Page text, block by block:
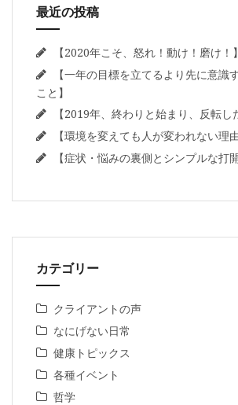
最近の投稿
【2020年こそ、怒れ！動け！磨け！】
【一年の目標を立てるより先に意識
こと】
【2019年、終わりと始まり、反転し
【環境を変えても人が変われない理由
【症状・悩みの裏側とシンプルな打
カテゴリー
クライアントの声
なにげない日常
健康トピックス
各種イベント
哲学